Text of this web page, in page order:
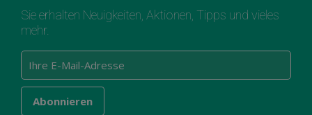
Sie erhalten Neuigkeiten, Aktionen, Tipps und vieles
mehr.